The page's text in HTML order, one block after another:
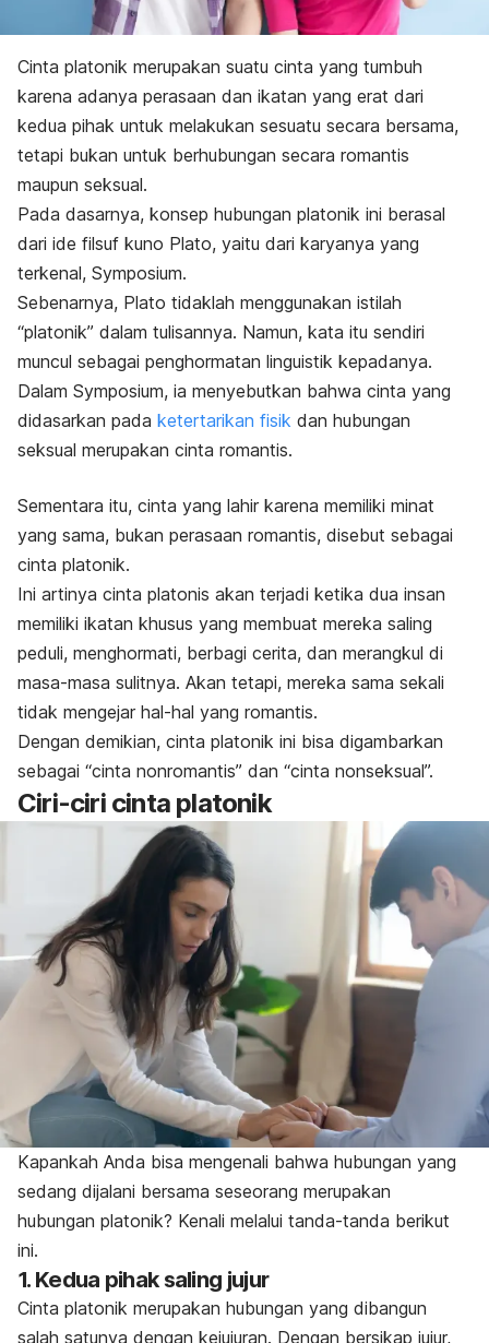
Cinta platonik merupakan suatu cinta yang tumbuh
karena adanya perasaan dan ikatan yang erat dari
kedua pihak untuk melakukan sesuatu secara bersama,
tetapi bukan untuk berhubungan secara romantis
maupun seksual.
Pada dasarnya, konsep hubungan platonik ini berasal
dari ide filsuf kuno Plato, yaitu dari karyanya yang
terkenal, Symposium.
Sebenarnya, Plato tidaklah menggunakan istilah
“platonik” dalam tulisannya. Namun, kata itu sendiri
muncul sebagai penghormatan linguistik kepadanya.
Dalam Symposium, ia menyebutkan bahwa cinta yang
didasarkan pada ketertarikan fisik dan hubungan
seksual merupakan cinta romantis.
Sementara itu, cinta yang lahir karena memiliki minat
yang sama, bukan perasaan romantis, disebut sebagai
cinta platonik.
Ini artinya cinta platonis akan terjadi ketika dua insan
memiliki ikatan khusus yang membuat mereka saling
peduli, menghormati, berbagi cerita, dan merangkul di
masa-masa sulitnya. Akan tetapi, mereka sama sekali
tidak mengejar hal-hal yang romantis.
Dengan demikian, cinta platonik ini bisa digambarkan
sebagai “cinta nonromantis” dan “cinta nonseksual”.
Ciri-ciri cinta platonik
Kapankah Anda bisa mengenali bahwa hubungan yang
sedang dijalani bersama seseorang merupakan
hubungan platonik? Kenali melalui tanda-tanda berikut
ini.
1. Kedua pihak saling jujur
Cinta platonik merupakan hubungan yang dibangun
salah satunya dengan kejujuran. Dengan bersikap jujur,